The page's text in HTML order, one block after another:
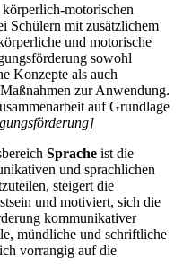
motorischen
Schülern mit zusätzlichem
und motorische
sowohl
Konzepte als auch
zur Anwendung.
auf Grundlage
Sprache ist die
und sprachlichen
steigert die
und motiviert, sich die
kommunikativer
mündliche und schriftliche
vorrangig auf die